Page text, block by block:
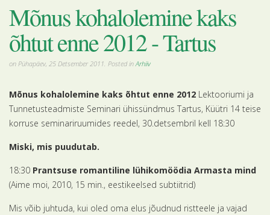
Mõnus kohalolemine kaks
õhtut enne 2012 - Tartus
on Pühapäev, 25 Detsember 2011. Posted inArhiiv
Mõnus kohalolemine kaks õhtut enne 2012 Lektooriumi ja
Tunnetusteadmiste Seminari ühissündmus Tartus, Küütri 14 teise
korruse seminariruumides reedel, 30.detsembril kell 18:30
Miski, mis puudutab.
18:30 Prantsuse romantiline lühikomöödia Armasta mind
(Aime moi, 2010, 15 min., eestikeelsed subtiitrid)
Mis võib juhtuda, kui oled oma elus jõudnud ristteele ja vajad